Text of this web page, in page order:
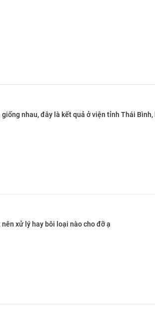
nhau, đây là kết quả ở viện tỉnh Thái Bình,
xử lý hay bôi loại nào cho đỡ ạ